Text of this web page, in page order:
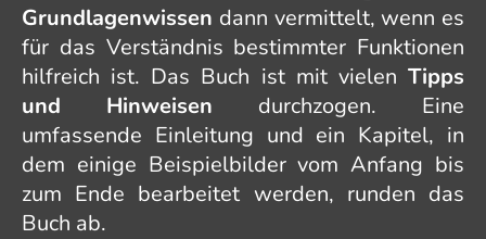
Grundlagenwissen dann vermittelt, wenn es
für das Verständnis bestimmter Funktionen
hilfreich ist. Das Buch ist mit vielen Tipps
und Hinweisen durchzogen. Eine
umfassende Einleitung und ein Kapitel, in
dem einige Beispielbilder vom Anfang bis
zum Ende bearbeitet werden, runden das
Buch ab.